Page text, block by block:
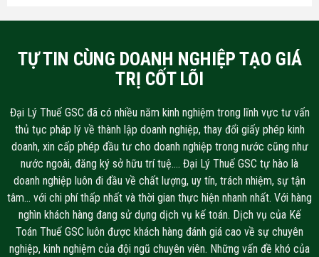
TỰ TIN CÙNG DOANH NGHIỆP TẠO GIÁ
TRỊ CỐT LÕI
Đại Lý Thuế GSC đã có nhiều năm kinh nghiệm trong lĩnh vực tư vấn
thủ tục pháp lý về thành lập doanh nghiệp, thay đổi giấy phép kinh
doanh, xin cấp phép đầu tư cho doanh nghiệp trong nước cũng như
nước ngoài, đăng ký sở hữu trí tuệ…. Đại Lý Thuế GSC tự hào là
doanh nghiệp luôn đi đầu về chất lượng, uy tín, trách nhiệm, sự tận
tâm… với chi phí thấp nhất và thời gian thực hiện nhanh nhất. Với hàng
nghìn khách hàng đang sử dụng dịch vụ kế toán. Dịch vụ của Kế
Toán Thuế GSC luôn được khách hàng đánh giá cao về sự chuyên
nghiệp, kinh nghiệm của đội ngũ chuyên viên. Những vấn đề khó của